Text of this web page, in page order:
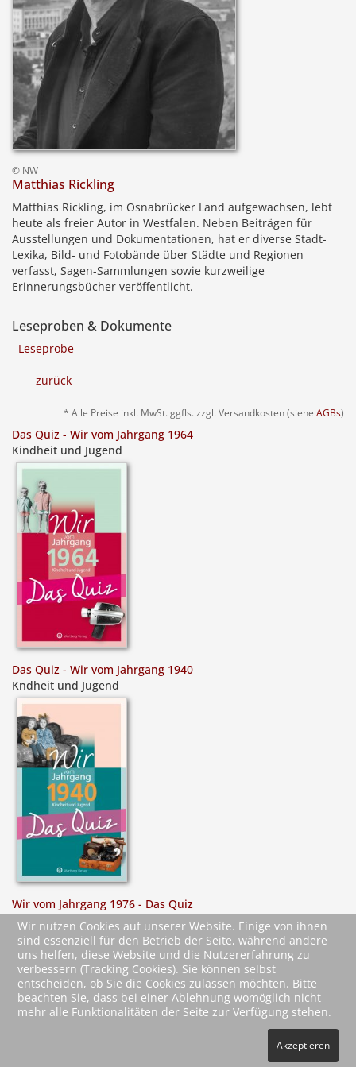
© NW
Matthias Rickling
Matthias Rickling, im Osnabrücker Land aufgewachsen, lebt
heute als freier Autor in Westfalen. Neben Beiträgen für
Ausstellungen und Dokumentationen, hat er diverse Stadt-
Lexika, Bild- und Fotobände über Städte und Regionen
verfasst, Sagen-Sammlungen sowie kurzweilige
Erinnerungsbücher veröffentlicht.
Leseproben & Dokumente
Leseprobe
zurück
* Alle Preise inkl. MwSt. ggfls. zzgl. Versandkosten (siehe AGBs)
Das Quiz - Wir vom Jahrgang 1964
Kindheit und Jugend
Das Quiz - Wir vom Jahrgang 1940
Kndheit und Jugend
Wir vom Jahrgang 1976 - Das Quiz
Kindheit und Jugend - Geschenkbuch zum 50. Geburtstag
Vertrag widerrufen
Wir nutzen Cookies auf unserer Website. Einige von ihnen
sind essenziell für den Betrieb der Seite, während andere
uns helfen, diese Website und die Nutzererfahrung zu
verbessern (Tracking Cookies). Sie können selbst
entscheiden, ob Sie die Cookies zulassen möchten. Bitte
beachten Sie, dass bei einer Ablehnung womöglich nicht
mehr alle Funktionalitäten der Seite zur Verfügung stehen.
Akzeptieren